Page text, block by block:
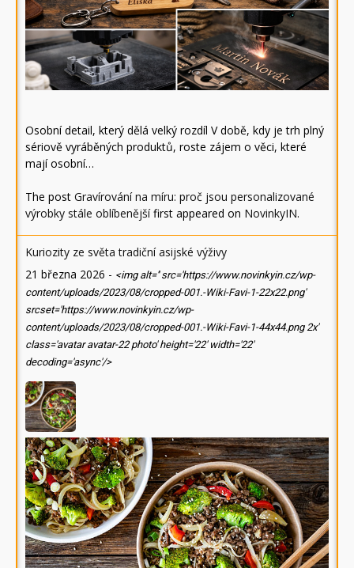
Osobní detail, který dělá velký rozdíl V době, kdy je trh plný
sériově vyráběných produktů, roste zájem o věci, které
mají osobní…
The post Gravírování na míru: proč jsou personalizované
výrobky stále oblíbenějšífirst appeared on NovinkyIN.
Kuriozity ze světa tradiční asijské výživy
21 března 2026 - <img alt='' src='https://www.novinkyin.cz/wp-
content/uploads/2023/08/cropped-001.-Wiki-Favi-1-22x22.png'
srcset='https://www.novinkyin.cz/wp-
content/uploads/2023/08/cropped-001.-Wiki-Favi-1-44x44.png 2x'
class='avatar avatar-22 photo' height='22' width='22'
decoding='async'/>